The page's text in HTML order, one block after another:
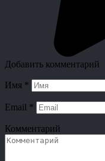
Добавить комментарий
Имя *
Email *
Комментарий